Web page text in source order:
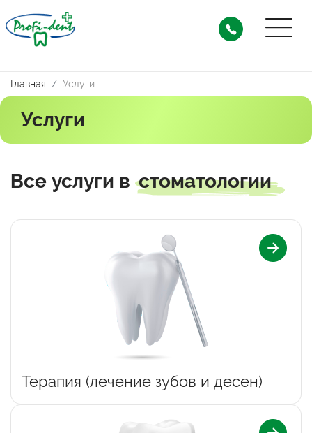
Главная Услуги
Услуги
Все услуги в стоматологии
Терапия (лечение зубов и десен)